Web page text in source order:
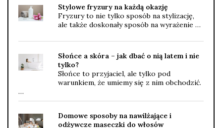
Stylowe fryzury na każdą okazję
Fryzury to nie tylko sposób na stylizację,
ale także doskonały sposób na wyrażenie …
Słońce a skóra – jak dbać o nią latem i nie
tylko?
Słońce to przyjaciel, ale tylko pod
warunkiem, że umiemy się z nim obchodzić.
…
Domowe sposoby na nawilżające i
odżywcze maseczki do włosów